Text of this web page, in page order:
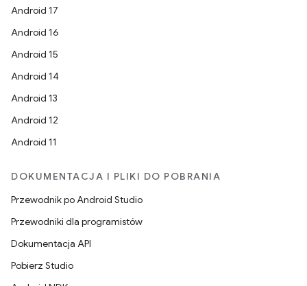
Android 17
Android 16
Android 15
Android 14
Android 13
Android 12
Android 11
DOKUMENTACJA I PLIKI DO POBRANIA
Przewodnik po Android Studio
Przewodniki dla programistów
Dokumentacja API
Pobierz Studio